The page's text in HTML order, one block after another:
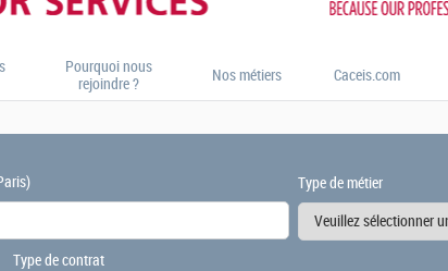
Pourquoi nous
rejoindre ?
Nos métiers Caceis.com
Type de métier
Type de contrat